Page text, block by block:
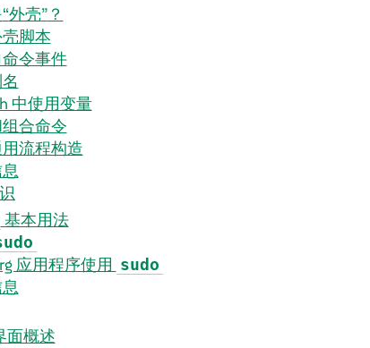
“外壳”？
脚本
令事件
中使用变量
合命令
流程构造
基本用法
应用程序使用 sudo
面概述